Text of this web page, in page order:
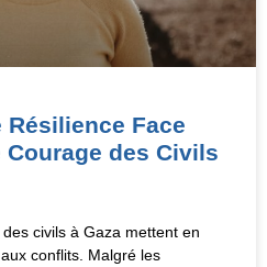
Résilience Face
des Civils
civils à Gaza mettent en
conflits. Malgré les